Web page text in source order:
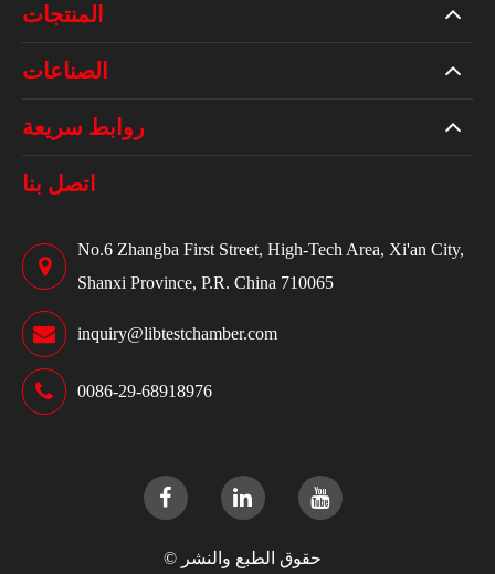
المنتجات
الصناعات
روابط سريعة
اتصل بنا
No.6 Zhangba First Street, High-Tech Area, Xi'an City,
Shanxi Province, P.R. China 710065
inquiry@libtestchamber.com
0086-29-68918976
حقوق الطبع والنشر ©